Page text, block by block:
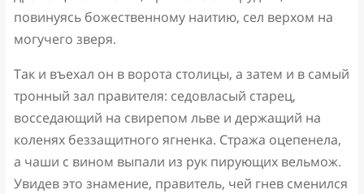
повинуясь божественному наитию, сел верхом на
могучего зверя.
Так и въехал он в ворота столицы, а затем и в самый
тронный зал правителя: седовласый старец,
восседающий на свирепом льве и держащий на
коленях беззащитного ягненка. Стража оцепенела,
а чаши с вином выпали из рук пирующих вельмож.
Увидев это знамение, правитель, чей гнев сменился